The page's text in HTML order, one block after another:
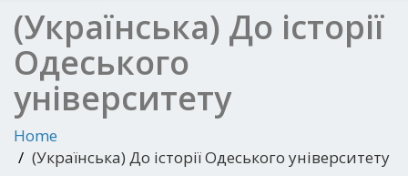
(Українська) До історії
Одеського
університету
Home
(Українська) До історії Одеського університету